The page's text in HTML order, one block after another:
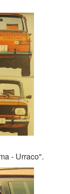
- Urraco".